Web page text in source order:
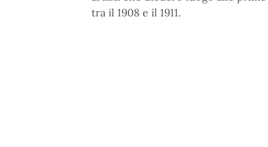
tra il 1908 e il 1911.